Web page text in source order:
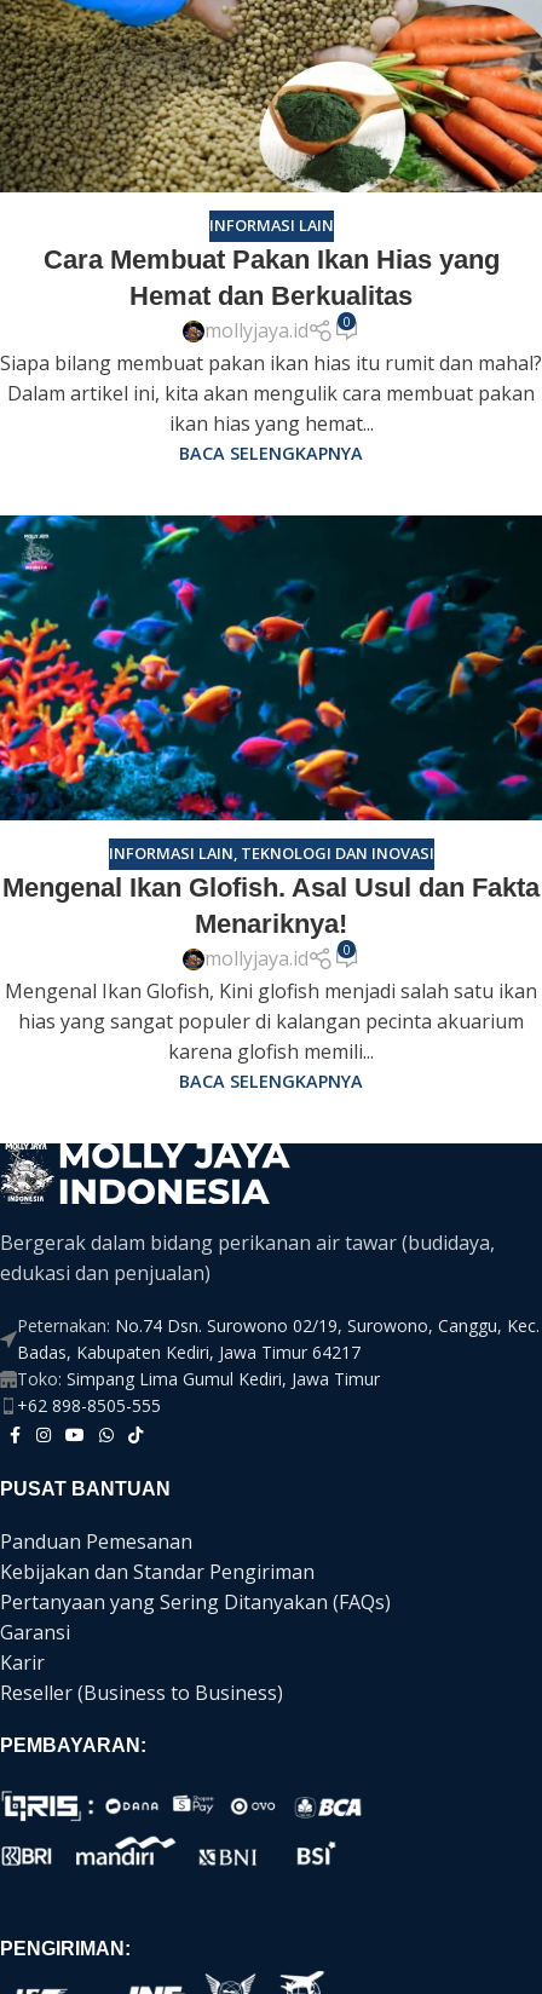
INFORMASI LAIN
Cara Membuat Pakan Ikan Hias yang
Hemat dan Berkualitas
mollyjaya.id 0
Siapa bilang membuat pakan ikan hias itu rumit dan mahal?
Dalam artikel ini, kita akan mengulik cara membuat pakan
ikan hias yang hemat...
BACA SELENGKAPNYA
INFORMASI LAIN, TEKNOLOGI DAN INOVASI
Mengenal Ikan Glofish. Asal Usul dan Fakta
Menariknya!
mollyjaya.id 0
Mengenal Ikan Glofish, Kini glofish menjadi salah satu ikan
hias yang sangat populer di kalangan pecinta akuarium
karena glofish memili...
BACA SELENGKAPNYA
Bergerak dalam bidang perikanan air tawar (budidaya,
edukasi dan penjualan)
Peternakan: No.74 Dsn. Surowono 02/19, Surowono, Canggu, Kec.
Badas, Kabupaten Kediri, Jawa Timur 64217
Toko: Simpang Lima Gumul Kediri, Jawa Timur
+62 898-8505-555
PUSAT BANTUAN
Panduan Pemesanan
Kebijakan dan Standar Pengiriman
Pertanyaan yang Sering Ditanyakan (FAQs)
Garansi
Karir
Reseller (Business to Business)
PEMBAYARAN:
PENGIRIMAN: